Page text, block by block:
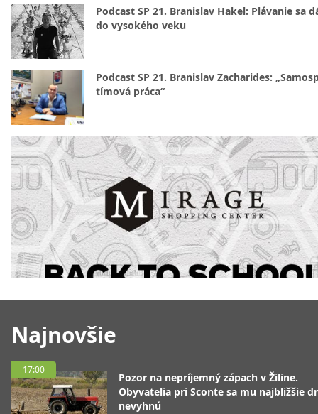
Najnovšie
17:00
Pozor na nepríjemný zápach v Žiline.
Obyvatelia pri Sconte sa mu najbližšie
nevyhnú
Podcast SP 21. Branislav Hakel: Plávanie sa
do vysokého veku
Podcast SP 21. Branislav Zacharides:
tímová práca“